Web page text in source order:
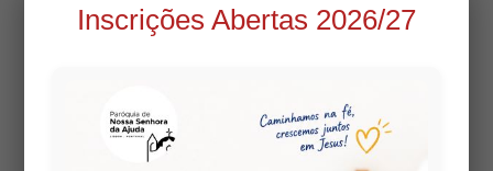
Skip to PDF content Views:...
Inscrições Abertas 2026/27